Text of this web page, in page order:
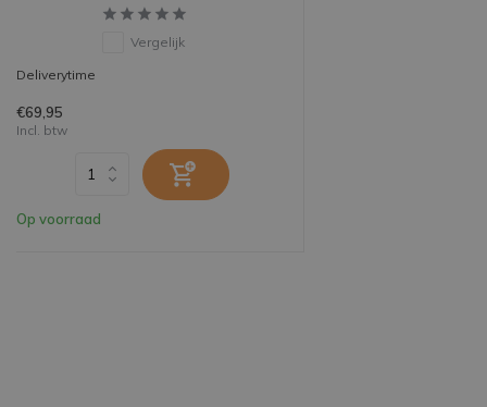
Vergelijk
Deliverytime
€69,95
Incl. btw
Op voorraad